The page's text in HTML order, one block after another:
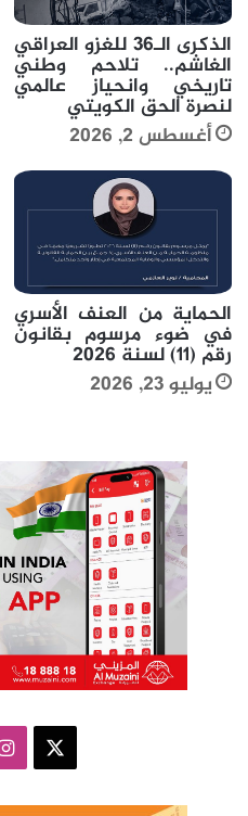
الذكرى الـ36 للغزو العراقي
الغاشم.. تلاحم وطني
تاريخي وانحياز عالمي
لنصرة الحق الكويتي
أغسطس 2, 2026
الحماية من العنف الأسري
في ضوء مرسوم بقانون
رقم (11) لسنة 2026
يوليو 23, 2026